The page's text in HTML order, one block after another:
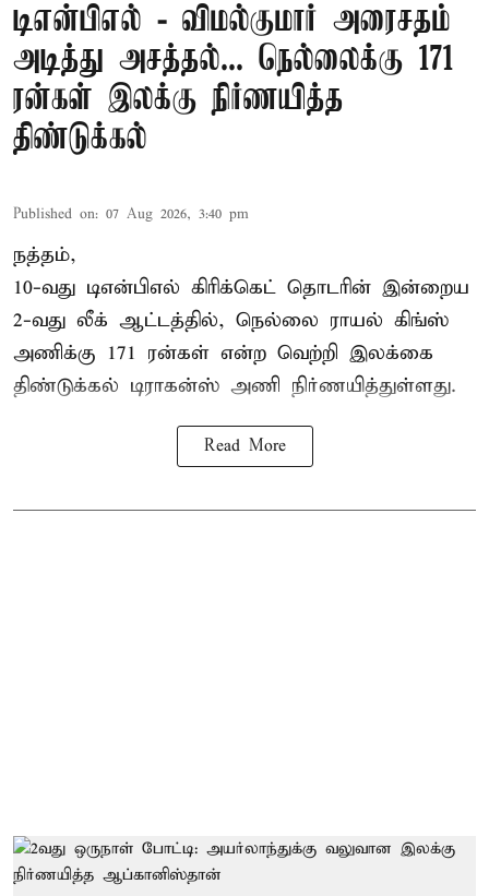
டிஎன்பிஎல் - விமல்குமார் அரைசதம்
அடித்து அசத்தல்... நெல்லைக்கு 171
ரன்கள் இலக்கு நிர்ணயித்த
திண்டுக்கல்
Published on: 07 Aug 2026, 3:40 pm
நத்தம்,
10-வது டிஎன்பிஎல் கிரிக்கெட் தொடரின் இன்றைய
2-வது லீக் ஆட்டத்தில், நெல்லை ராயல் கிங்ஸ்
அணிக்கு 171 ரன்கள் என்ற வெற்றி இலக்கை
திண்டுக்கல் டிராகன்ஸ் அணி நிர்ணயித்துள்ளது.
Read More